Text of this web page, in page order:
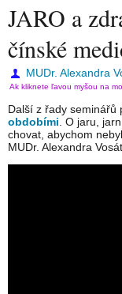
JARO a
čínské
MUDr. Alexandra
Ak kliknete ľavou myšou na
Další z řady seminářů
obdobími . O jaru,
chovat, abychom
MUDr. Alexandra